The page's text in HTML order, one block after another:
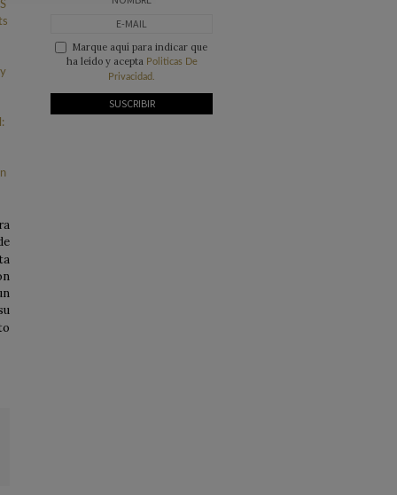
Marque aquí para indicar que
ha leído y acepta Politicas De
Privacidad.